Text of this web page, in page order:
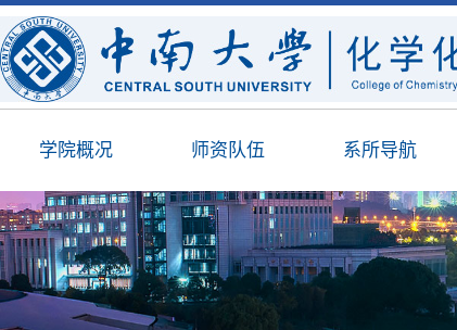
学院概况 师资队伍 系所导航